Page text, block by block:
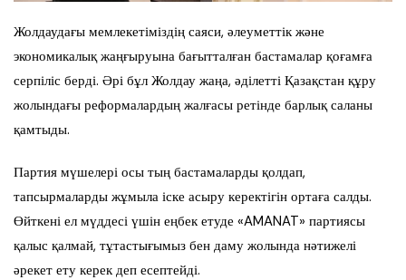
Жолдаудағы мемлекетіміздің саяси, әлеуметтік және
экономикалық жаңғыруына бағытталған бастамалар қоғамға
серпіліс берді. Әрі бұл Жолдау жаңа, әділетті Қазақстан құру
жолындағы реформалардың жалғасы ретінде барлық саланы
қамтыды.
Партия мүшелері осы тың бастамаларды қолдап,
тапсырмаларды жұмыла іске асыру керектігін ортаға салды.
Өйткені ел мүддесі үшін еңбек етуде «AMANAT» партиясы
қалыс қалмай, тұтастығымыз бен даму жолында нәтижелі
әрекет ету керек деп есептейді.